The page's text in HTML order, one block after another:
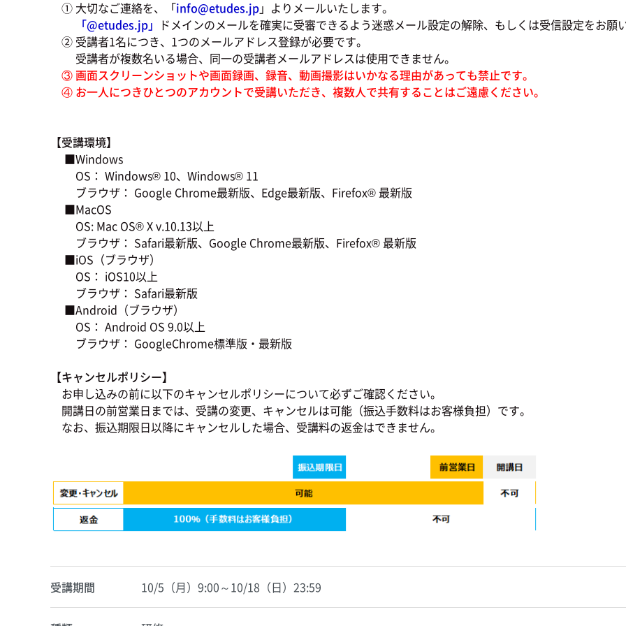
① 大切なご連絡を、「info@etudes.jp」よりメールいたします。
「@etudes.jp」 ドメインのメールを確実に受審できるよう迷惑メール設定の解除、もしくは受信設定をお願
② 受講者1名につき、1つのメールアドレス登録が必要です。
受講者が複数名いる場合、同一の受講者メールアドレスは使用できません。
③ 画面スクリーンショットや画面録画、録音、動画撮影はいかなる理由があっても禁止です。
④ お一人につきひとつのアカウントで受講いただき、複数人で共有することはご遠慮ください。
【受講環境】
■Windows
OS： Windows® 10、Windows® 11
ブラウザ： Google Chrome最新版、Edge最新版、Firefox® 最新版
■MacOS
OS: Mac OS® X v.10.13以上
ブラウザ： Safari最新版、Google Chrome最新版、Firefox® 最新版
■iOS（ブラウザ）
OS： iOS10以上
ブラウザ： Safari最新版
■Android（ブラウザ）
OS： Android OS 9.0以上
ブラウザ： GoogleChrome標準版・最新版
【キャンセルポリシー】
お申し込みの前に以下のキャンセルポリシーについて必ずご確認ください。
開講日の前営業日までは、受講の変更、キャンセルは可能（振込手数料はお客様負担）です。
なお、振込期限日以降にキャンセルした場合、受講料の返金はできません。
受講期間 10/5（月）9:00～10/18（日）23:59